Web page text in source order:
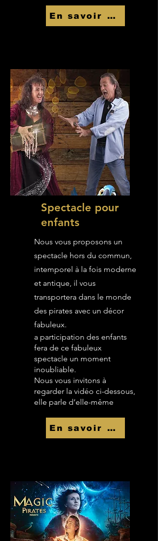
En savoir Plus
Spectacle pour
enfants
Nous vous proposons un
spectacle hors du commun,
intemporel à la fois moderne
et antique, il vous
transportera dans le monde
des pirates avec un décor
fabuleux.
a participation des enfants
fera de ce fabuleux
spectacle un moment
inoubliable.
Nous vous invitons à
regarder la vidéo ci-dessous,
elle parle d’elle-même
En savoir Plus